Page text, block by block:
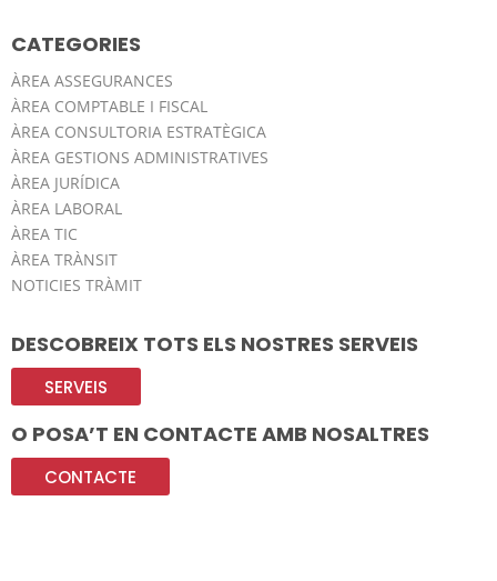
CATEGORIES
ÀREA ASSEGURANCES
ÀREA COMPTABLE I FISCAL
ÀREA CONSULTORIA ESTRATÈGICA
ÀREA GESTIONS ADMINISTRATIVES
ÀREA JURÍDICA
ÀREA LABORAL
ÀREA TIC
ÀREA TRÀNSIT
NOTICIES TRÀMIT
DESCOBREIX TOTS ELS NOSTRES SERVEIS
SERVEIS
O POSA’T EN CONTACTE AMB NOSALTRES
CONTACTE